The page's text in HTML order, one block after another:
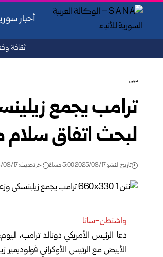
أخبار
ثقافة
دولي
ترامب يجمع
لبحث اتفاق
تاريخ النشر: 2025/08/17 5:00 مساءً اخر تحديث: 2025/08/17 5:01 مساءً
واشنطن-سانا
دعا الرئيس الأمريكي دونالد ترامب،
الأبيض مع الرئيس الأوكراني